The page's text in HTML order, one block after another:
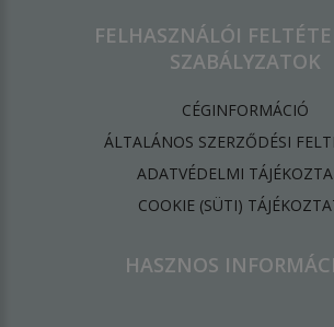
FELHASZNÁLÓI
SZABÁLYZATOK
CÉGINFORMÁCIÓ
ÁLTALÁNOS SZERZŐDÉSI
ADATVÉDELMI
​COOKIE (SÜTI)
HASZNOS